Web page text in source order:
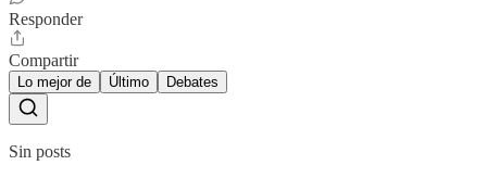
Responder
Compartir
Lo mejor de Último Debates
Sin posts